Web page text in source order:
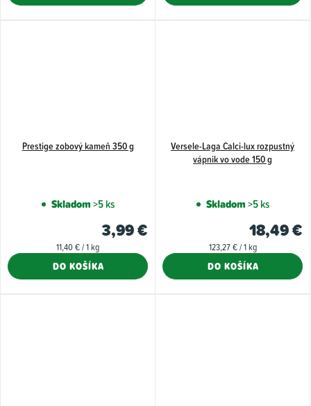
Prestige zobový kameň 350 g
Skladom>5 ks
3,99 €
Jednotková
11,40 € / 1 kg
DO KOŠÍKA
Versele-Laga Calci-lux rozpustný
vápnik vo vode 150 g
Skladom>5 ks
18,49 €
Jednotková
123,27 € / 1 kg
DO KOŠÍKA